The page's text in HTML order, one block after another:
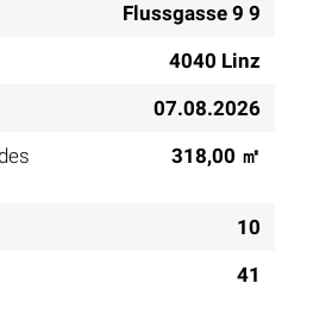
Flussgasse 9 9
4040 Linz
07.08.2026
318,00 ㎡
10
41